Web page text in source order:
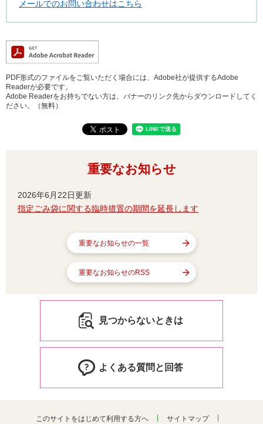
メールでのお問い合わせはこちら
PDF形式のファイルをご覧いただく場合には、Adobe社が提供するAdobe
Readerが必要です。
Adobe Readerをお持ちでない方は、バナーのリンク先からダウンロードしてく
ださい。（無料）
重要なお知らせ
2026年6月22日更新
指定ごみ袋に関する臨時措置の期間を延長します
重要なお知らせの一覧
重要なお知らせのRSS
見つからないときは
よくある質問と回答
このサイトをはじめて利用する方へ サイトマップ